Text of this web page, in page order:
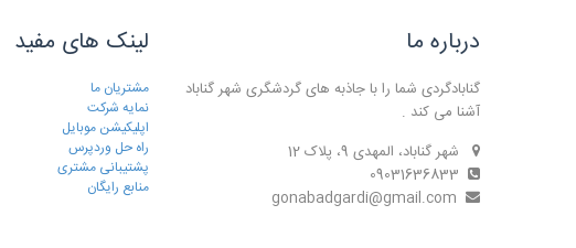
درباره ما
گنابادگردی شما را با جاذبه های گردشگری شهر گناباد
آشنا می کند .
شهر گناباد، المهدی 9، پلاک 12
لینک های مفید
مشتریان ما
نمایه شرکت
اپلیکیشن موبایل
راه حل وردپرس
پشتیبانی مشتری
منابع رایگان